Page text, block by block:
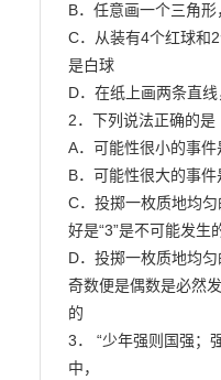
B．任意画一个三角
C．从装有4个红球和
是白球
D．在纸上画两条直
2．下列说法正确的是
A．可能性很小的事
B．可能性很大的事
C．投掷一枚质地均
好是“3”是不可能发生
D．投掷一枚质地均
奇数便是偶数是必然
的
3． “少年强则国强；
中，